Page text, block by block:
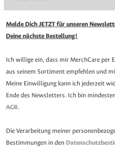
Melde Dich JETZT für unseren
Deine nächste Bestellung!
Ich willige ein, dass mir MerchCare per
aus seinem Sortiment empfehlen und
Meine Einwilligung kann ich jederzeit
Ende des Newsletters. Ich bin
AGB.
Die Verarbeitung meiner
Bestimmungen in den